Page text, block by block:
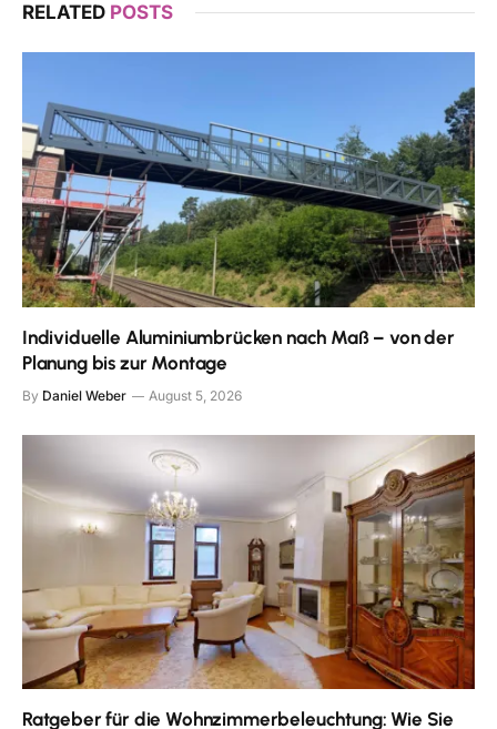
RELATED POSTS
Individuelle Aluminiumbrücken nach Maß – von der
Planung bis zur Montage
By Daniel Weber August 5, 2026
Ratgeber für die Wohnzimmerbeleuchtung: Wie Sie